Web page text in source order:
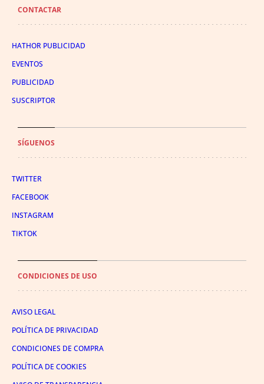
CONTACTAR
HATHOR PUBLICIDAD
EVENTOS
PUBLICIDAD
SUSCRIPTOR
SÍGUENOS
TWITTER
FACEBOOK
INSTAGRAM
TIKTOK
CONDICIONES DE USO
AVISO LEGAL
POLÍTICA DE PRIVACIDAD
CONDICIONES DE COMPRA
POLÍTICA DE COOKIES